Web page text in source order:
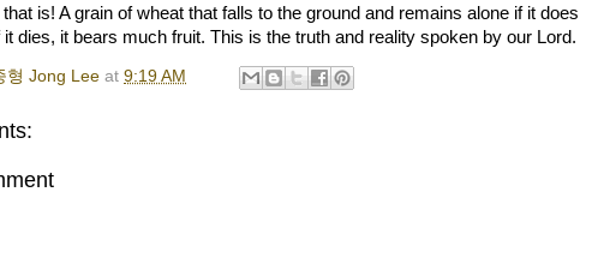
is! A grain of wheat that falls to the ground and remains alone if it does
dies, it bears much fruit. This is the truth and reality spoken by our Lord.
형 Jong Lee at 9:19 AM